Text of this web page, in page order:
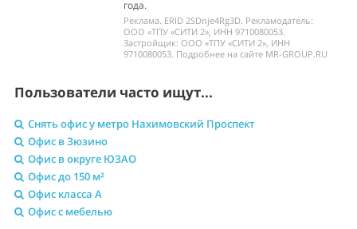
года.
Реклама. ERID 2SDnje4Rg3D. Рекламодатель:
ООО «ТПУ «СИТИ 2», ИНН 9710080053.
Застройщик: ООО «ТПУ «СИТИ 2», ИНН
9710080053. Подробнее на сайте MR-GROUP.RU
Пользователи часто ищут...
Снять офис у метро Нахимовский Проспект
Офис в Зюзино
Офис в округе ЮЗАО
Офис до 150 м²
Офис класса A
Офис с мебелью